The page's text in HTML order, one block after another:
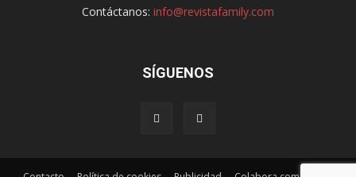
Contáctanos: info@revistafamily.com
SÍGUENOS